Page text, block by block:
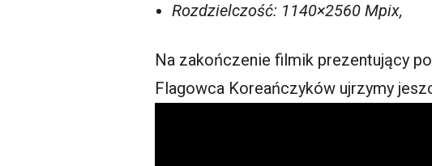
Rozdzielczość: 1140×2560 Mpix,
Na zakończenie filmik prezentujący
Flagowca Koreańczyków ujrzymy